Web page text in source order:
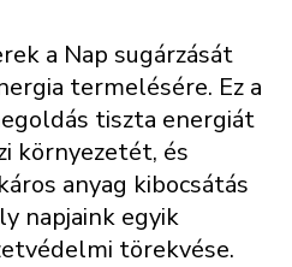
a Nap sugárzását
termelésére. Ez a
tiszta energiát
környezetét, és
anyag kibocsátás
napjaink egyik
törekvése.